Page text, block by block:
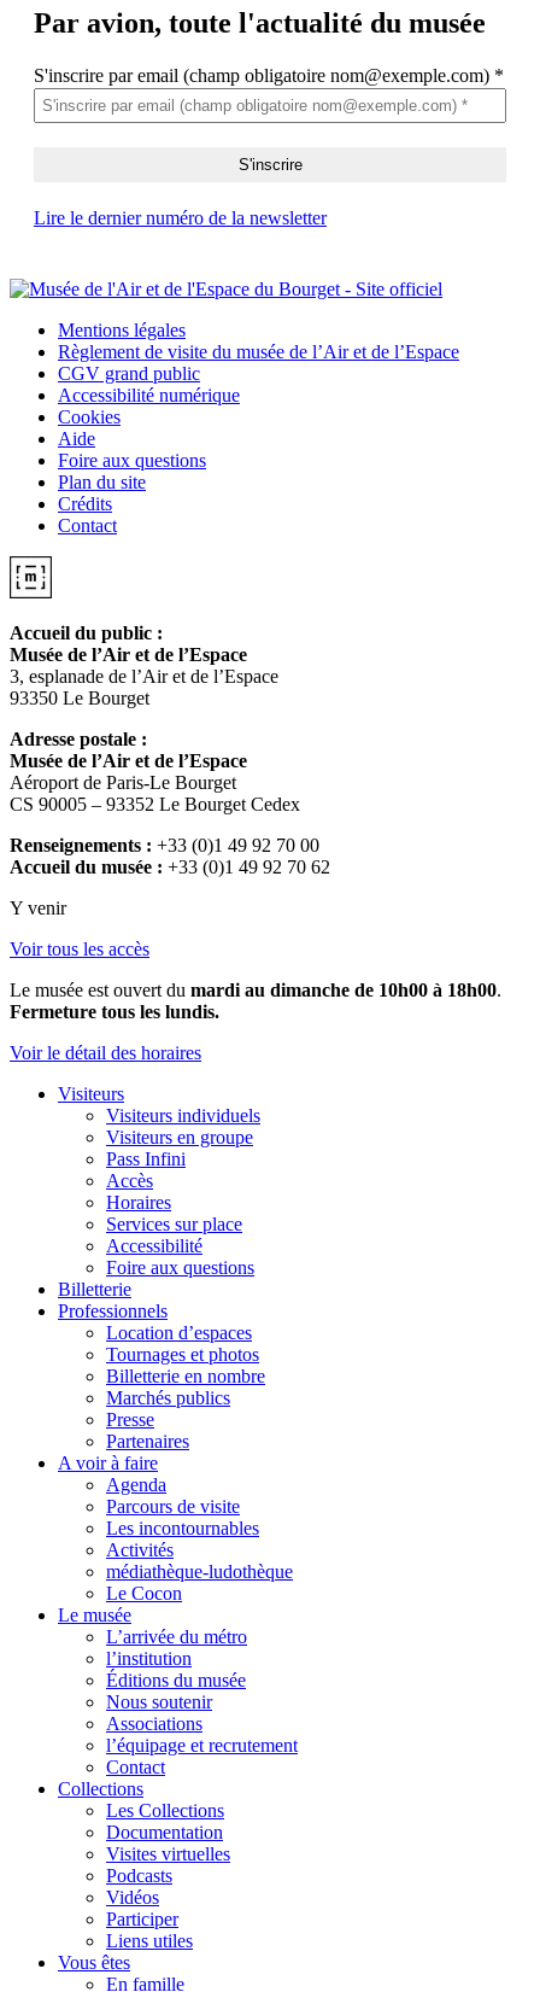
Par avion, toute l'actualité du musée
S'inscrire par email (champ obligatoire nom@exemple.com) *
Lire le dernier numéro de la newsletter
Mentions légales
Règlement de visite du musée de l’Air et de l’Espace
CGV grand public
Accessibilité numérique
Cookies
Aide
Foire aux questions
Plan du site
Crédits
Contact
Accueil du public :
Musée de l’Air et de l’Espace
3, esplanade de l’Air et de l’Espace
93350 Le Bourget
Adresse postale :
Musée de l’Air et de l’Espace
Aéroport de Paris-Le Bourget
CS 90005 – 93352 Le Bourget Cedex
Renseignements : +33 (0)1 49 92 70 00
Accueil du musée : +33 (0)1 49 92 70 62
Y venir
Voir tous les accès
Le musée est ouvert du mardi au dimanche de 10h00 à 18h00.
Fermeture tous les lundis.
Voir le détail des horaires
Visiteurs
Visiteurs individuels
Visiteurs en groupe
Pass Infini
Accès
Horaires
Services sur place
Accessibilité
Foire aux questions
Billetterie
Professionnels
Location d’espaces
Tournages et photos
Billetterie en nombre
Marchés publics
Presse
Partenaires
A voir à faire
Agenda
Parcours de visite
Les incontournables
Activités
médiathèque-ludothèque
Le Cocon
Le musée
L’arrivée du métro
l’institution
Éditions du musée
Nous soutenir
Associations
l’équipage et recrutement
Contact
Collections
Les Collections
Documentation
Visites virtuelles
Podcasts
Vidéos
Participer
Liens utiles
Vous êtes
En famille